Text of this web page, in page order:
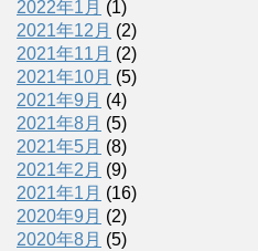
2022年1月 (1)
2021年12月 (2)
2021年11月 (2)
2021年10月 (5)
2021年9月 (4)
2021年8月 (5)
2021年5月 (8)
2021年2月 (9)
2021年1月 (16)
2020年9月 (2)
2020年8月 (5)